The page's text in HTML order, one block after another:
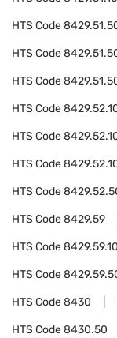
HTS Code
HTS Code
HTS Code
HTS Code
HTS Code
HTS Code
HTS Code
HTS Code8429.59
HTS Code
HTS Code
HTS Code8430
HTS Code8430.50